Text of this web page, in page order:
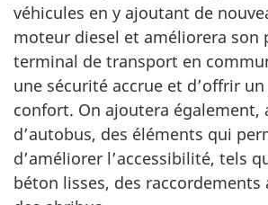
véhicules en y ajoutant de
moteur diesel et améliorera son
terminal de transport en
une sécurité accrue et d’offrir
confort. On ajoutera également,
d’autobus, des éléments qui
d’améliorer l’accessibilité, tels
béton lisses, des